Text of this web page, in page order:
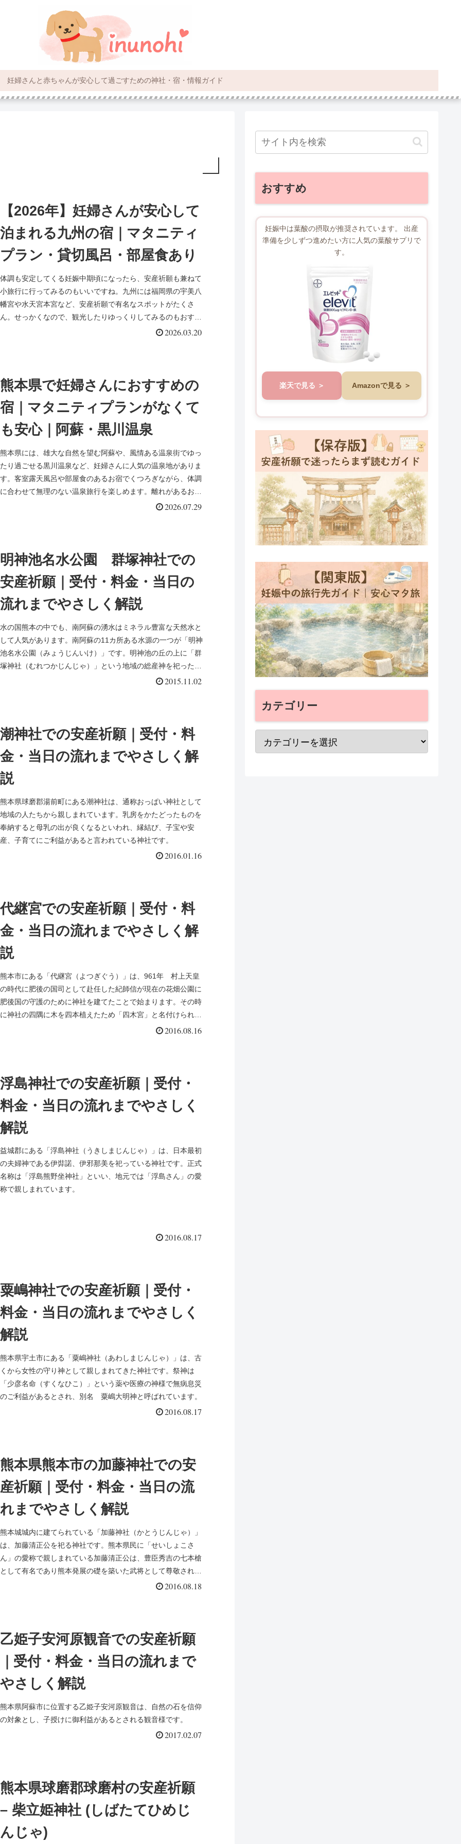
妊婦さんと赤ちゃんが安心して過ごすための神社・宿・情報ガイド
【2026年】妊婦さんが安心して
泊まれる九州の宿｜マタニティ
プラン・貸切風呂・部屋食あり
体調も安定してくる妊娠中期頃になったら、安産祈願も兼ねて
小旅行に行ってみるのもいいですね。九州には福岡県の宇美八
幡宮や水天宮本宮など、安産祈願で有名なスポットがたくさ
ん。せっかくなので、観光したりゆっくりしてみるのもおすす
2026.03.20
熊本県で妊婦さんにおすすめの
宿｜マタニティプランがなくて
も安心｜阿蘇・黒川温泉
熊本県には、雄大な自然を望む阿蘇や、風情ある温泉街でゆっ
たり過ごせる黒川温泉など、妊婦さんに人気の温泉地がありま
す。客室露天風呂や部屋食のあるお宿でくつろぎながら、体調
に合わせて無理のない温泉旅行を楽しめます。離れがあるお宿
2026.07.29
明神池名水公園 群塚神社での
安産祈願｜受付・料金・当日の
流れまでやさしく解説
水の国熊本の中でも、南阿蘇の湧水はミネラル豊富な天然水と
して人気があります。南阿蘇の11カ所ある水源の一つが「明神
池名水公園（みょうじんいけ）」です。明神池の丘の上に「群
塚神社（むれつかじんじゃ）」という地域の総産神を祀った神
2015.11.02
潮神社での安産祈願｜受付・料
金・当日の流れまでやさしく解
説
熊本県球磨郡湯前町にある潮神社は、通称おっぱい神社として
地域の人たちから親しまれています。乳房をかたどったものを
奉納すると母乳の出が良くなるといわれ、縁結び、子宝や安
産、子育てにご利益があると言われている神社です。
2016.01.16
代継宮での安産祈願｜受付・料
金・当日の流れまでやさしく解
説
熊本市にある「代継宮（よつぎぐう）」は、961年 村上天皇
の時代に肥後の国司として赴任した紀師信が現在の花畑公園に
肥後国の守護のために神社を建てたことで始まります。その時
に神社の四隅に木を四本植えたため「四木宮」と名付けられま
2016.08.16
浮島神社での安産祈願｜受付・
料金・当日の流れまでやさしく
解説
益城郡にある「浮島神社（うきしまじんじゃ）」は、日本最初
の夫婦神である伊弉諾、伊邪那美を祀っている神社です。正式
名称は「浮島熊野坐神社」といい、地元では「浮島さん」の愛
称で親しまれています。
2016.08.17
粟嶋神社での安産祈願｜受付・
料金・当日の流れまでやさしく
解説
熊本県宇土市にある「粟嶋神社（あわしまじんじゃ）」は、古
くから女性の守り神として親しまれてきた神社です。祭神は
「少彦名命（すくなひこ）」という薬や医療の神様で無病息災
のご利益があるとされ、別名 粟嶋大明神と呼ばれています。
2016.08.17
熊本県熊本市の加藤神社での安
産祈願｜受付・料金・当日の流
れまでやさしく解説
熊本城城内に建てられている「加藤神社（かとうじんじゃ）」
は、加藤清正公を祀る神社です。熊本県民に「せいしょこさ
ん」の愛称で親しまれている加藤清正公は、豊臣秀吉の七本槍
として有名であり熊本発展の礎を築いた武将として尊敬されて
2016.08.18
乙姫子安河原観音での安産祈願
｜受付・料金・当日の流れまで
やさしく解説
熊本県阿蘇市に位置する乙姫子安河原観音は、自然の石を信仰
の対象とし、子授けに御利益があるとされる観音様です。
2017.02.07
熊本県球磨郡球磨村の安産祈願
– 柴立姫神社 (しばたてひめじ
んじゃ)
おすすめ
妊娠中は葉酸の摂取が推奨されています。 出産
準備を少しずつ進めたい方に人気の葉酸サプリで
す。
楽天で見る Amazonで見る
カテゴリー